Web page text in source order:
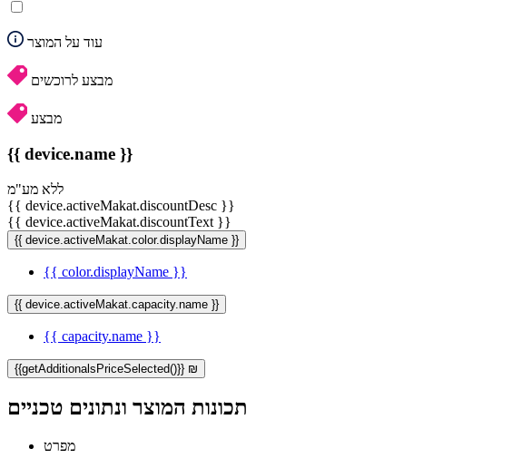
עוד על המוצר
מבצע לרוכשים
מבצע
{{ device.name }}
ללא מע"מ
{{ device.activeMakat.discountDesc }}
{{ device.activeMakat.discountText }}
{{ device.activeMakat.color.displayName }}
{{ color.displayName }}
{{ device.activeMakat.capacity.name }}
{{ capacity.name }}
{{getAdditionalsPriceSelected()}} ₪
תכונות המוצר ונתונים טכניים
מפרט